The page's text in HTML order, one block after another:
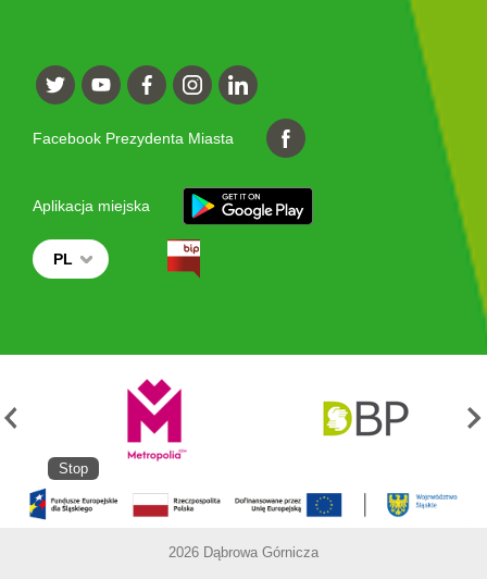
Facebook Prezydenta Miasta
Aplikacja miejska
PL
Stop
2026 Dąbrowa Górnicza